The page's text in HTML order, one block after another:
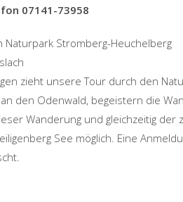
07141-73958
Naturpark Stromberg-Heuchelberg
zieht unsere Tour durch den
den Odenwald, begeistern die
Wanderung und gleichzeitig
See möglich. Eine